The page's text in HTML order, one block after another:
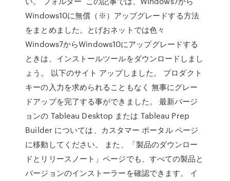
Windows10に無償（※）アップグレードする方法
をまとめました。とげおネットでは色々
Windows7からWindows10にアップグレードする
ときは、インストールツールをダウンロードしまし
ょう。 以下のサイト アップしました。 プロダクト
キーの入力を求められることもなく 無事にグレー
ドアップを完了する事ができました。 最新バージ
ョンの Tableau Desktop または Tableau Prep
Builder については、カスタマー ポータル ページ
に移動してください。 また、「製品のダウンロー
ドとリリースノート」ページでも、すべての製品と
バージョンのインストーラーを確認できます。 イ